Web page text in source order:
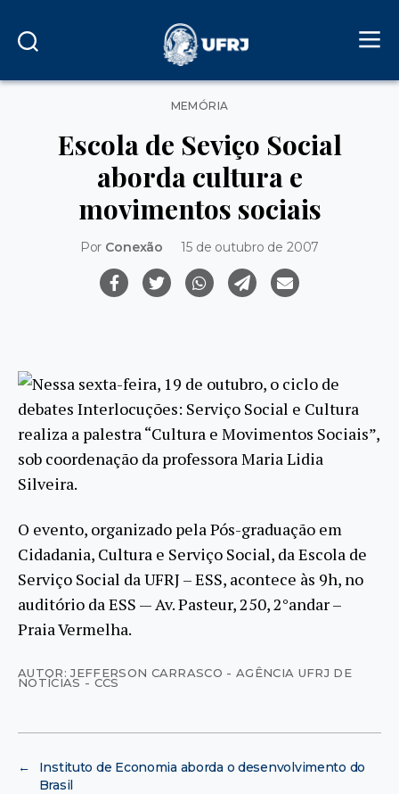
Categorias
MEMÓRIA
Escola de Seviço Social
aborda cultura e
movimentos sociais
Por Conexão 15 de outubro de 2007
Nessa sexta-feira, 19 de outubro, o ciclo de
debates Interlocuções: Serviço Social e Cultura
realiza a palestra “Cultura e Movimentos Sociais”,
sob coordenação da professora Maria Lidia
Silveira.
O evento, organizado pela Pós-graduação em
Cidadania, Cultura e Serviço Social, da Escola de
Serviço Social da UFRJ – ESS, acontece às 9h, no
auditório da ESS — Av. Pasteur, 250, 2°andar –
Praia Vermelha.
AUTOR: JEFFERSON CARRASCO - AGÊNCIA UFRJ DE
NOTÍCIAS - CCS
←
Instituto de Economia aborda o desenvolvimento do
Brasil